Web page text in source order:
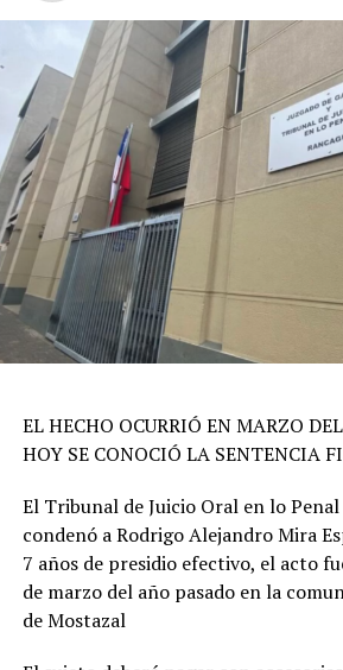
EL HECHO OCURRIÓ EN MARZO
HOY SE CONOCIÓ LA SENTENCIA
El Tribunal de Juicio Oral en lo Penal
condenó a Rodrigo Alejandro Mira
7 años de presidio efectivo, el acto
de marzo del año pasado en la
de Mostazal